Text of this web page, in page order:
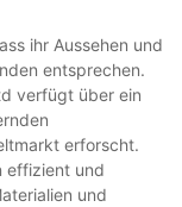
ihr Aussehen und
entsprechen.
verfügt über ein
erforscht.
effizient und
und